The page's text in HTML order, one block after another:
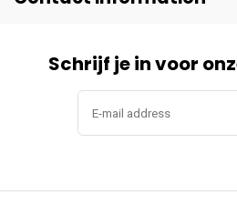
Schrijf je in voor